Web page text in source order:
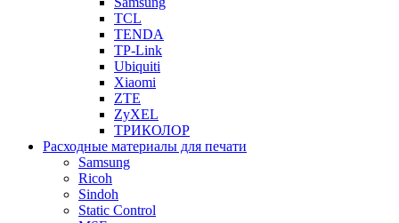
TCL
TENDA
TP-Link
Ubiquiti
Xiaomi
ZTE
ZyXEL
ТРИКОЛОР
Расходные материалы для печати
Samsung
Ricoh
Sindoh
Static Control